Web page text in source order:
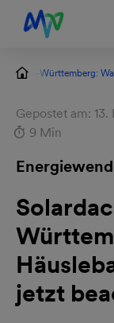
Zur
Zur
Zum
Zur
Login
Baden-Württemberg:
Gepostet am:
9 Min
jetzt